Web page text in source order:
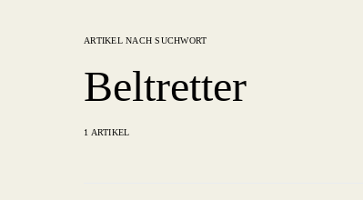
ARTIKEL NACH SUCHWORT
Beltretter
1 ARTIKEL